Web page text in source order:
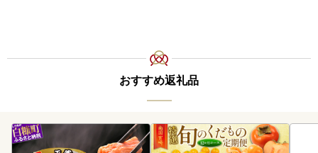
おすすめ返礼品